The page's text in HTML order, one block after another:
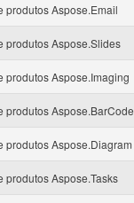
produtos Aspose.Email
produtos Aspose.Slides
produtos Aspose.Imaging
produtos Aspose.BarCode
produtos Aspose.Diagram
produtos Aspose.Tasks